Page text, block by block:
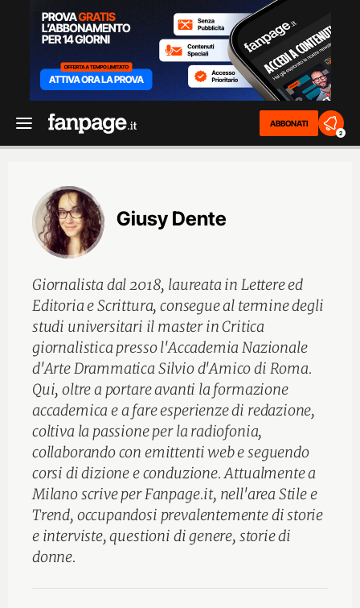
ABBONATI
2
Giusy Dente
Giornalista dal 2018, laureata in Lettere ed
Editoria e Scrittura, consegue al termine degli
studi universitari il master in Critica
giornalistica presso l'Accademia Nazionale
d'Arte Drammatica Silvio d'Amico di Roma.
Qui, oltre a portare avanti la formazione
accademica e a fare esperienze di redazione,
coltiva la passione per la radiofonia,
collaborando con emittenti web e seguendo
corsi di dizione e conduzione. Attualmente a
Milano scrive per Fanpage.it, nell'area Stile e
Trend, occupandosi prevalentemente di storie
e interviste, questioni di genere, storie di
donne.